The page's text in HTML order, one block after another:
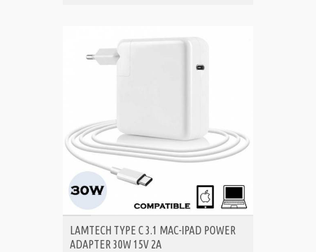
ΑΓΟΡΑ
LAMTECH TYPE C 3.1 MAC-IPAD POWER
ADAPTER 30W 15V 2A